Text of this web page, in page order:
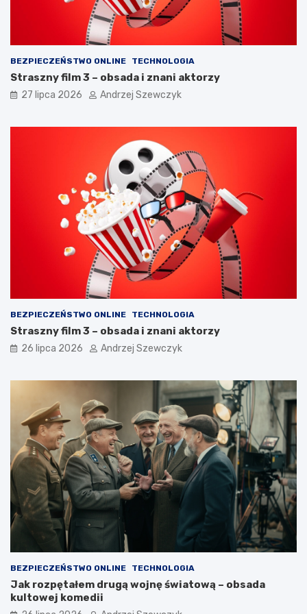
BEZPIECZEŃSTWO ONLINE TECHNOLOGIA
Straszny film 3 – obsada i znani aktorzy
27 lipca 2026 Andrzej Szewczyk
BEZPIECZEŃSTWO ONLINE TECHNOLOGIA
Straszny film 3 – obsada i znani aktorzy
26 lipca 2026 Andrzej Szewczyk
BEZPIECZEŃSTWO ONLINE TECHNOLOGIA
Jak rozpętałem drugą wojnę światową – obsada
kultowej komedii